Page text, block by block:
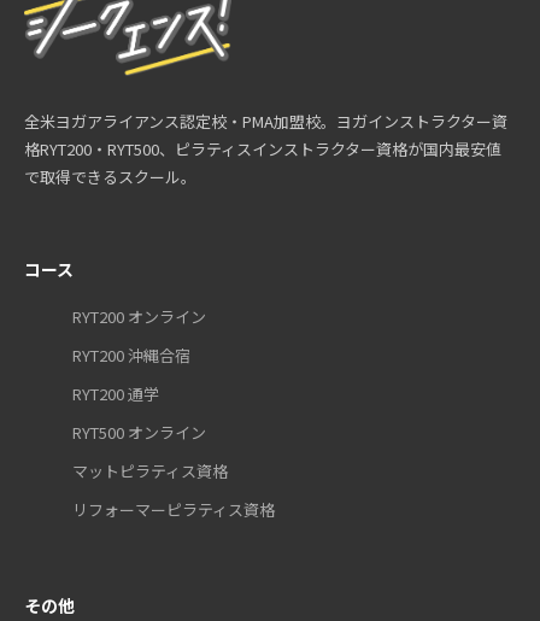
全米ヨガアライアンス認定校・PMA加盟校。ヨガインストラクター資
格RYT200・RYT500、ピラティスインストラクター資格が国内最安値
で取得できるスクール。
コース
RYT200 オンライン
RYT200 沖縄合宿
RYT200 通学
RYT500 オンライン
マットピラティス資格
リフォーマーピラティス資格
その他